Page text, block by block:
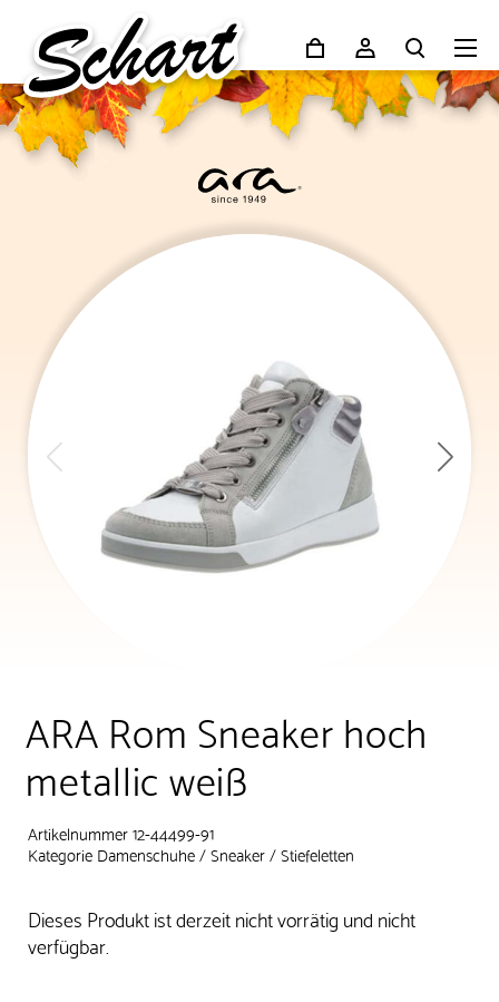
ARA Rom Sneaker hoch
metallic weiß
Artikelnummer 12-44499-91
KategorieDamenschuhe/Sneaker/Stiefeletten
Dieses Produkt ist derzeit nicht vorrätig und nicht
verfügbar.